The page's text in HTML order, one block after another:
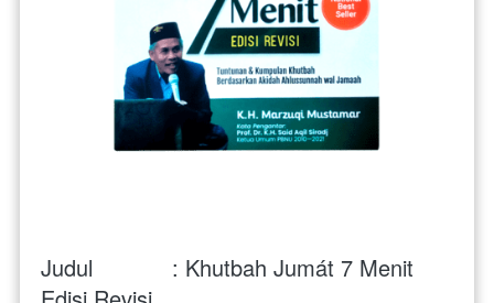
Judul            : Khutbah Jumát 7 Menit